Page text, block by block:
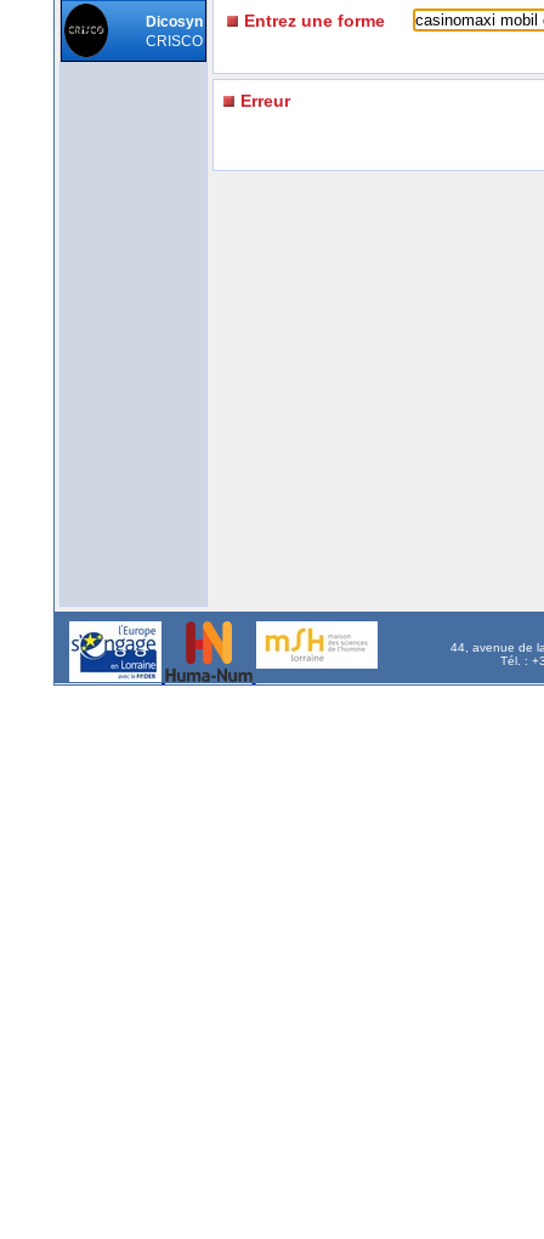
Dicosyn
CRISCO
Entrez une forme
Erreur
44, avenue de
Tél. :